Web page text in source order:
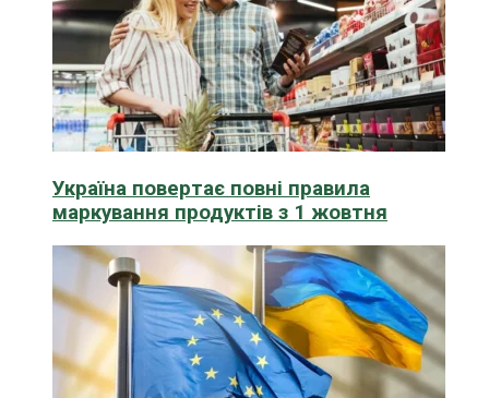
Україна повертає повні правила
маркування продуктів з 1 жовтня